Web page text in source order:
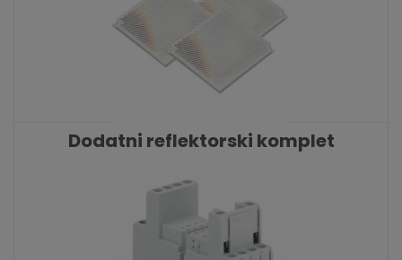
Dodatni reflektorski komplet